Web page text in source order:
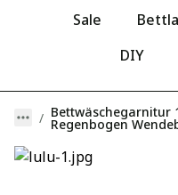
Sale
DIY
Bettwäschegarnitur
Regenbogen